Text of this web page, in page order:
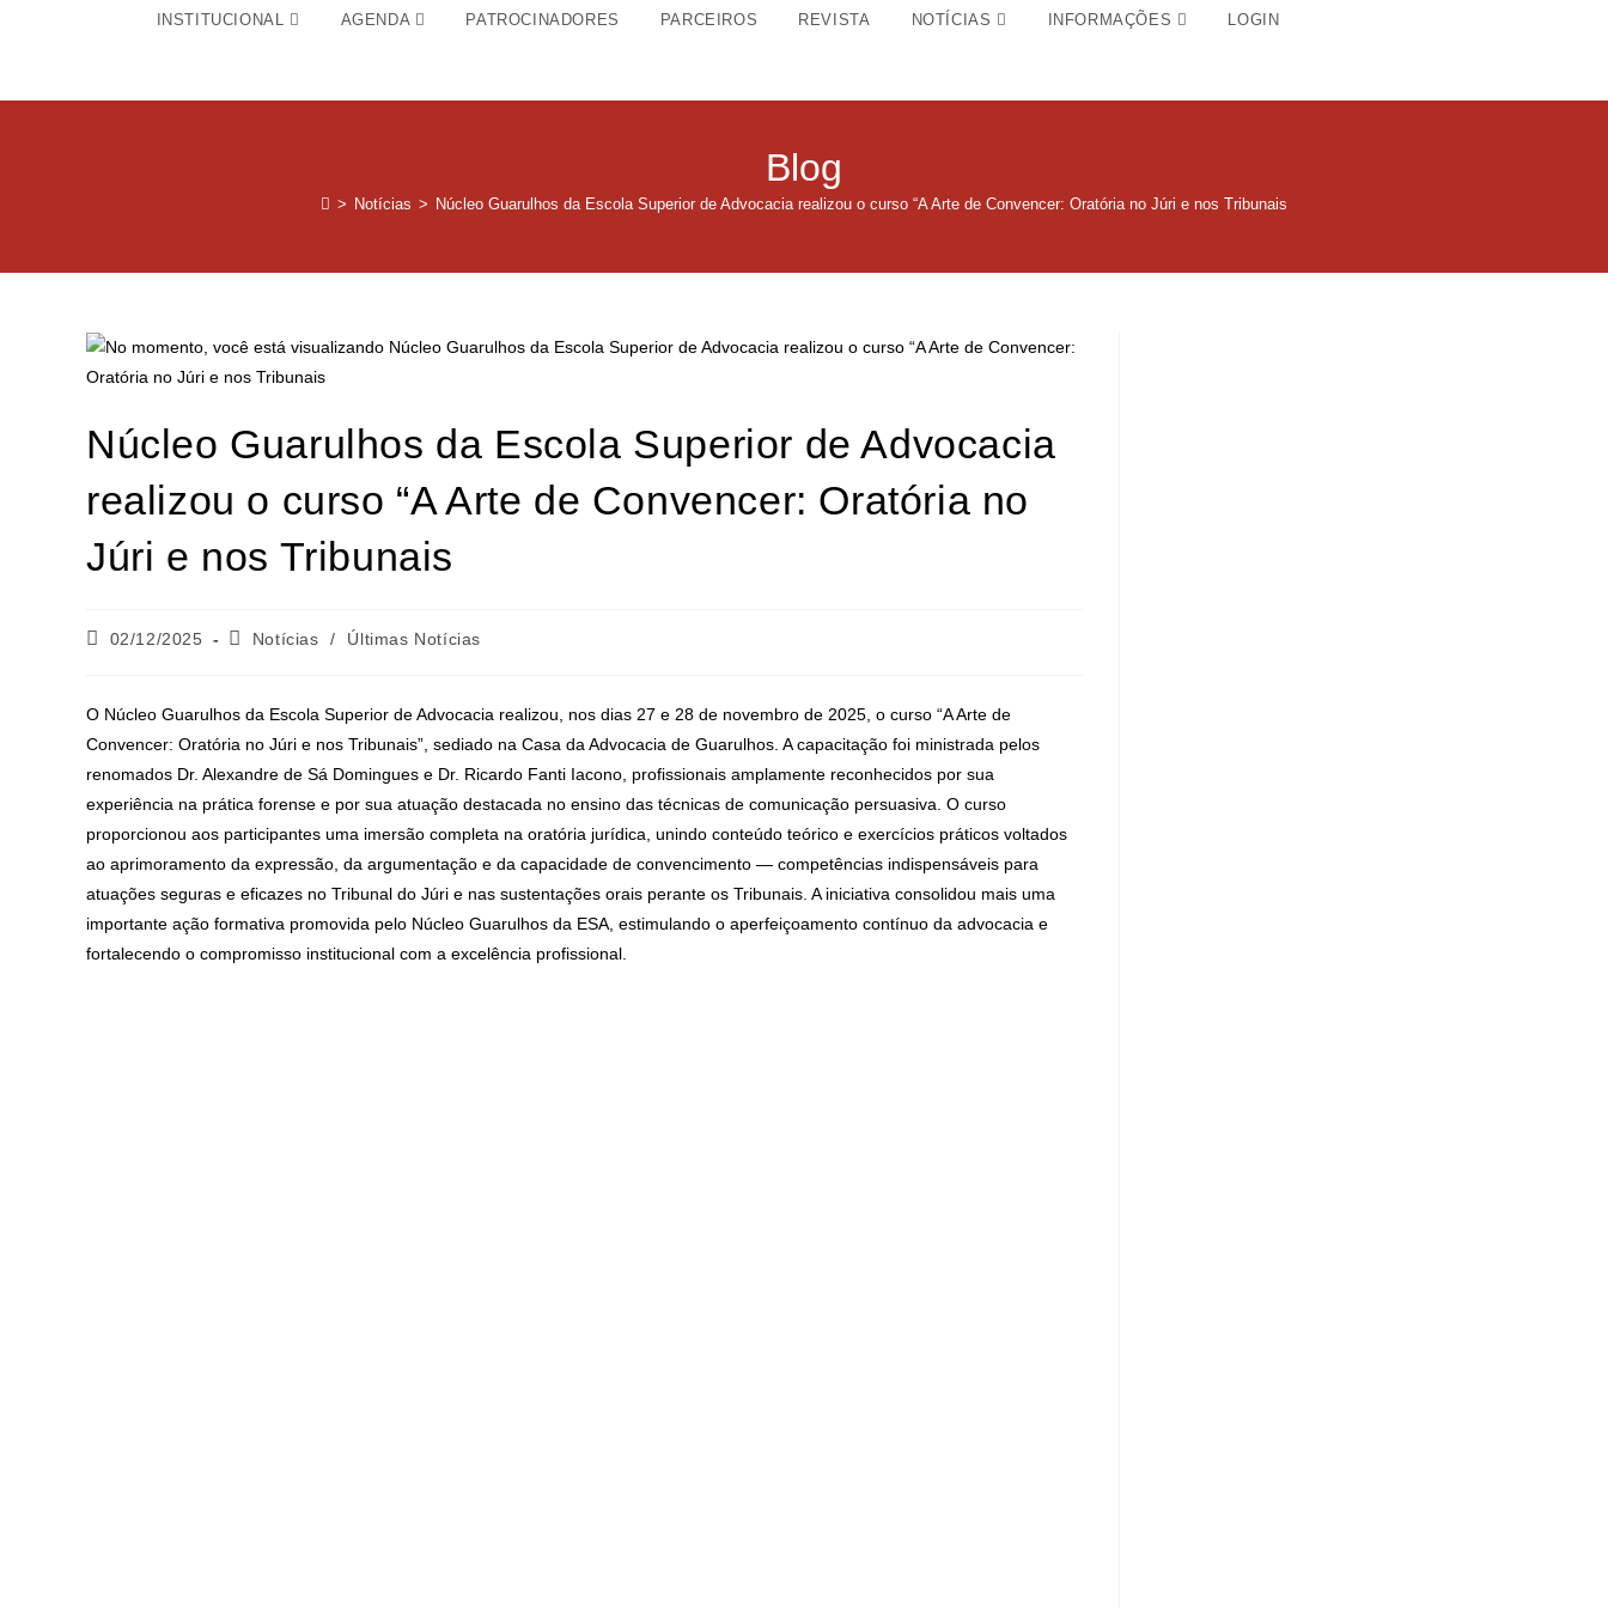
INSTITUCIONAL AGENDA PATROCINADORES PARCEIROS REVISTA NOTÍCIAS INFORMAÇÕES LOGIN
Blog
> Notícias > Núcleo Guarulhos da Escola Superior de Advocacia realizou o curso “A Arte de Convencer: Oratória no Júri e nos Tribunais
Núcleo Guarulhos da Escola Superior de Advocacia
realizou o curso “A Arte de Convencer: Oratória no
Júri e nos Tribunais
02/12/2025 Notícias / Últimas Notícias
O Núcleo Guarulhos da Escola Superior de Advocacia realizou, nos dias 27 e 28 de novembro de 2025, o curso “A Arte de
Convencer: Oratória no Júri e nos Tribunais”, sediado na Casa da Advocacia de Guarulhos. A capacitação foi ministrada pelos
renomados Dr. Alexandre de Sá Domingues e Dr. Ricardo Fanti Iacono, profissionais amplamente reconhecidos por sua
experiência na prática forense e por sua atuação destacada no ensino das técnicas de comunicação persuasiva. O curso
proporcionou aos participantes uma imersão completa na oratória jurídica, unindo conteúdo teórico e exercícios práticos voltados
ao aprimoramento da expressão, da argumentação e da capacidade de convencimento — competências indispensáveis para
atuações seguras e eficazes no Tribunal do Júri e nas sustentações orais perante os Tribunais. A iniciativa consolidou mais uma
importante ação formativa promovida pelo Núcleo Guarulhos da ESA, estimulando o aperfeiçoamento contínuo da advocacia e
fortalecendo o compromisso institucional com a excelência profissional.